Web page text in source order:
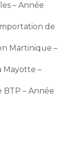
– Année
de
Martinique –
Mayotte –
BTP – Année